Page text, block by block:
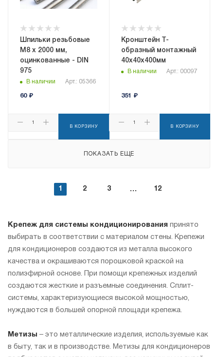
Шпильки резьбовые
М8 х 2000 мм,
оцинкованные - DIN
975
В наличии Арт.: 05366
60₽
В КОРЗИНУ
Кронштейн Т-
образный монтажный
40х40х400мм
В наличии Арт.: 00097
351 ₽
В КОРЗИНУ
ПОКАЗАТЬ ЕЩЕ
1 2 3 12
Крепеж для системы кондиционирования принято
выбирать в соответствии с материалом стены. Крепежи
для кондиционеров создаются из металла высокого
качества и окрашиваются порошковой краской на
полиэфирной основе. При помощи крепежных изделий
создаются жесткие и разъемные соединения. Сплит-
системы, характеризующиеся высокой мощностью,
нуждаются в большей опорной площади крепежа.
Метизы – это металлические изделия, используемые как
в быту, так и в производстве. Метизы для кондиционеров